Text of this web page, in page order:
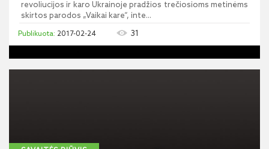
revoliucijos ir karo Ukrainoje pradžios trečiosioms metinėms
skirtos parodos „Vaikai kare“, inte...
2017-02-24 31